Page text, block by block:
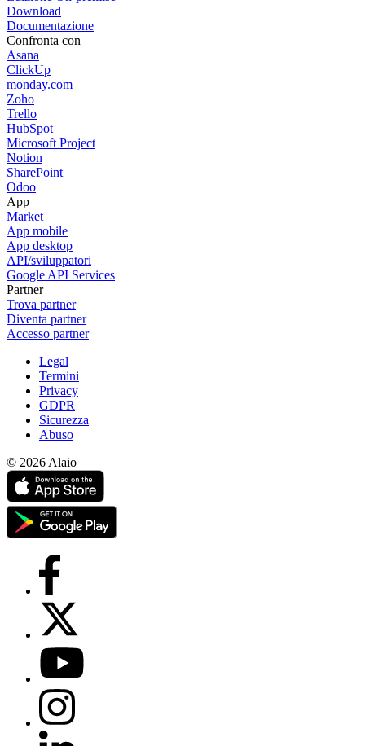
Download
Documentazione
Confronta con
Asana
ClickUp
monday.com
Zoho
Trello
HubSpot
Microsoft Project
Notion
SharePoint
Odoo
App
Market
App mobile
App desktop
API/sviluppatori
Google API Services
Partner
Trova partner
Diventa partner
Accesso partner
Legal
Termini
Privacy
GDPR
Sicurezza
Abuso
© 2026 Alaio